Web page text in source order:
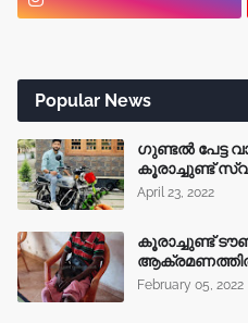
Popular News
ഗുണ്ടൽ പേട്ട
കൂരാച്ചുണ്ട്
April 23, 2022
കൂരാച്ചുണ്ട്
February 05, 2022